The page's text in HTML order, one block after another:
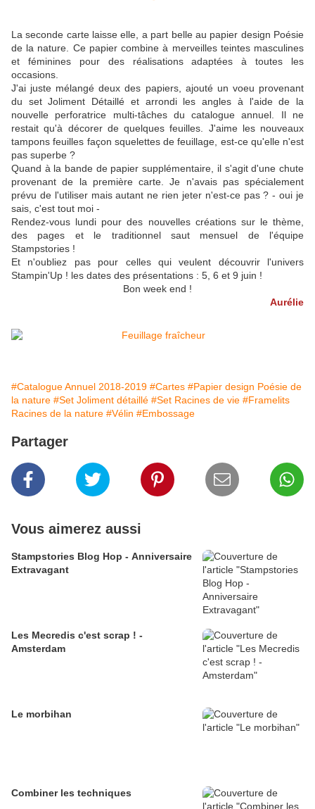
La seconde carte laisse elle, a part belle au papier design Poésie
de la nature. Ce papier combine à merveilles teintes masculines
et féminines pour des réalisations adaptées à toutes les
occasions.
J'ai juste mélangé deux des papiers, ajouté un voeu provenant
du set Joliment Détaillé et arrondi les angles à l'aide de la
nouvelle perforatrice multi-tâches du catalogue annuel. Il ne
restait qu'à décorer de quelques feuilles. J'aime les nouveaux
tampons feuilles façon squelettes de feuillage, est-ce qu'elle n'est
pas superbe ?
Quand à la bande de papier supplémentaire, il s'agit d'une chute
provenant de la première carte. Je n'avais pas spécialement
prévu de l'utiliser mais autant ne rien jeter n'est-ce pas ? - oui je
sais, c'est tout moi -
Rendez-vous lundi pour des nouvelles créations sur le thème,
des pages et le traditionnel saut mensuel de l'équipe
Stampstories !
Et n'oubliez pas pour celles qui veulent découvrir l'univers
Stampin'Up ! les dates des présentations : 5, 6 et 9 juin !
Bon week end !
Aurélie
#Catalogue Annuel 2018-2019 #Cartes #Papier design Poésie de
la nature #Set Joliment détaillé #Set Racines de vie #Framelits
Racines de la nature #Vélin #Embossage
Partager
Vous aimerez aussi
Stampstories Blog Hop - Anniversaire
Extravagant
Les Mecredis c'est scrap ! -
Amsterdam
Le morbihan
Combiner les techniques